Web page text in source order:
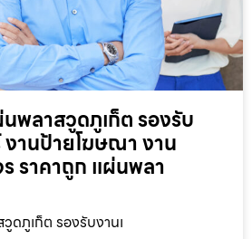
พลาสวูดภูเก็ต รองรับ
งานป้ายโฆษณา งาน
ราคาถูก แผ่นพลา
ดภูเก็ต รองรับงานเ